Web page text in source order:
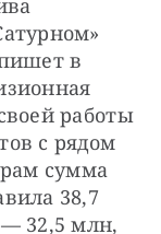
в
работы
с рядом
сумма
38,7
32,5 млн,